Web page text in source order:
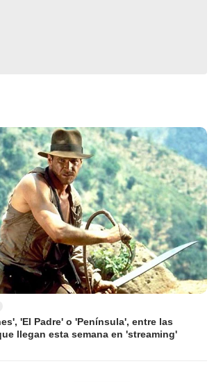
'El Padre' o 'Península', entre las
llegan esta semana en 'streaming'